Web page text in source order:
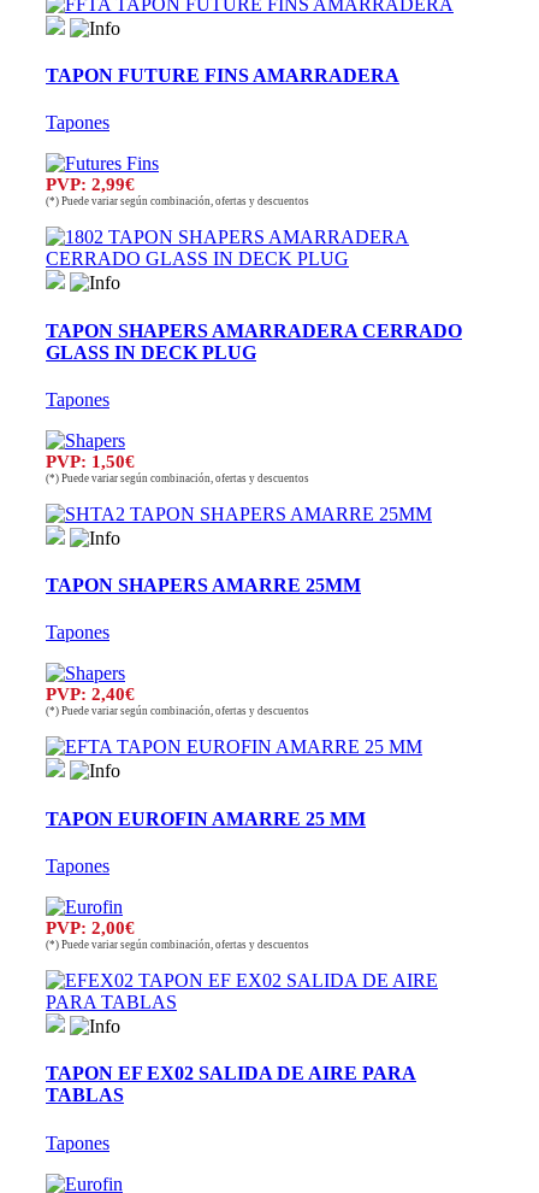
TAPON FUTURE FINS AMARRADERA
Tapones
PVP: 2,99€
(*) Puede variar según combinación, ofertas y descuentos
TAPON SHAPERS AMARRADERA CERRADO
GLASS IN DECK PLUG
Tapones
PVP: 1,50€
(*) Puede variar según combinación, ofertas y descuentos
TAPON SHAPERS AMARRE 25MM
Tapones
PVP: 2,40€
(*) Puede variar según combinación, ofertas y descuentos
TAPON EUROFIN AMARRE 25 MM
Tapones
PVP: 2,00€
(*) Puede variar según combinación, ofertas y descuentos
TAPON EF EX02 SALIDA DE AIRE PARA
TABLAS
Tapones